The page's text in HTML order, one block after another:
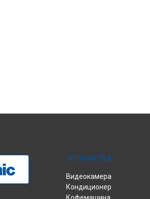
УСТРОЙСТВА
Видеокамера
Кондиционер